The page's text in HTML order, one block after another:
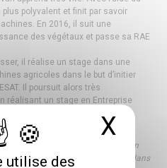
utilise des
X
polyvalent et finit par savoir
En 2016, il suit une
des végétaux et passe sa RAE
il réalise un stage dans une
agricoles dans le but d’initier
Il poursuit alors très
réalisant un stage en Entreprise
ses aptitudes à intégrer le
que :
« Sauvan s’est très bien
motivé, volontaire et performant dans